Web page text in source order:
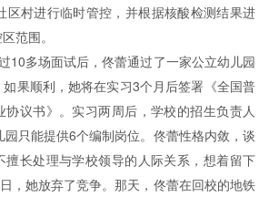
区村进行临时管控，并根据核酸检测结果进
范围。
场面试后，佟蕾通过了一家公立幼儿园
果顺利，她将在实习3个月后签署《全国普
议书》。实习两周后，学校的招生负责人
只能提供6个编制岗位。佟蕾性格内敛，谈
擅长处理与学校领导的人际关系，想着留下
，她放弃了竞争。那天，佟蕾在回校的地铁